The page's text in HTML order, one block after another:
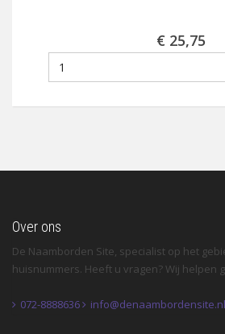
€ 25,75
Over ons
De Naamborden Site, specialist op het
huisnummers. Heeft u vragen? Wij helpen
072-8888636 info@denaambordensite.nl